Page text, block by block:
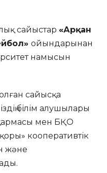
сайыстар «Арқан
ойындарынан
намысын
сайысқа
білім алушылары
мен БҚО
кооперативтік
және